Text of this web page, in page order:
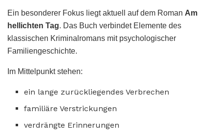
Ein besonderer Fokus liegt aktuell auf dem Roman Am
hellichten Tag. Das Buch verbindet Elemente des
klassischen Kriminalromans mit psychologischer
Familiengeschichte.
Im Mittelpunkt stehen:
ein lange zurückliegendes Verbrechen
familiäre Verstrickungen
verdrängte Erinnerungen